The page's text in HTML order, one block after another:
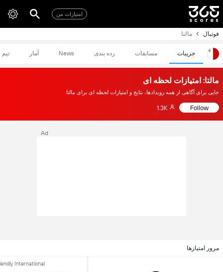
امتیازات من
فوتبال مالتا
جزییات مسابقات رده بندی News آمار تیم
مالتا: امتیازات لحظه ای
جایی برای آگاهی از همه رویدادها، نتایج و امتیازات لحظه ای برای مالتا
Follow
1.3K
Ad
مرور امتیازها
International